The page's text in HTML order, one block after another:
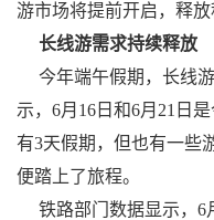
游市场将提前开启，释放
长线游需求持续释放
今年端午假期，长线
示，6月16日和6月21日
有3天假期，但也有一些
便踏上了旅程。
铁路部门数据显示，6